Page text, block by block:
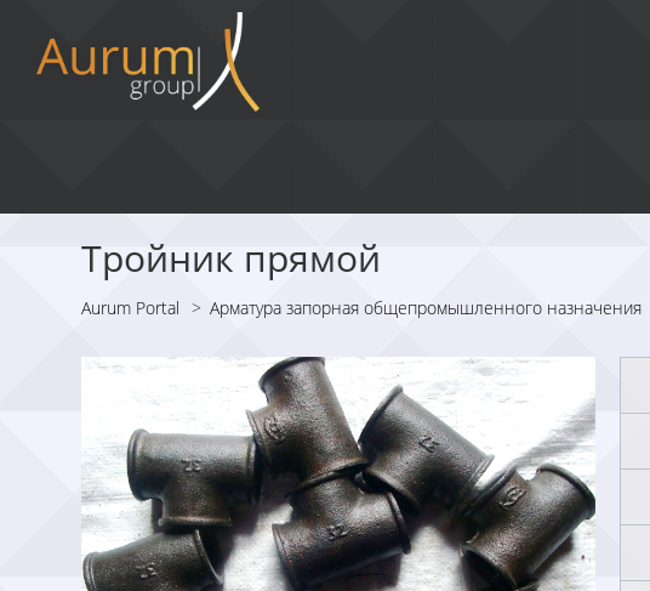
Тройник прямой
Aurum Portal > Арматура запорная общепромышленного назначения